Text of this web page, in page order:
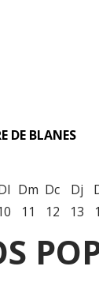
DE BLANES
Dm
11
Dc
12
Dj
13